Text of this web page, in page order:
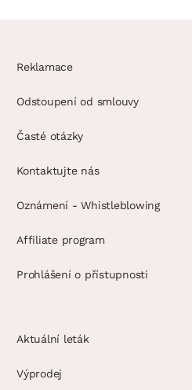
Reklamace
Odstoupení od smlouvy
Časté otázky
Kontaktujte nás
Oznámení - Whistleblowing
Affiliate program
Prohlášení o přístupnosti
Aktuální leták
Výprodej